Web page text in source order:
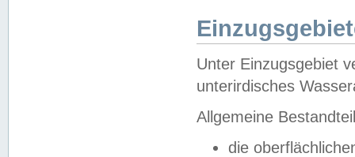
Unter Einzugsgebiet
unterirdisches
Allgemeine
die